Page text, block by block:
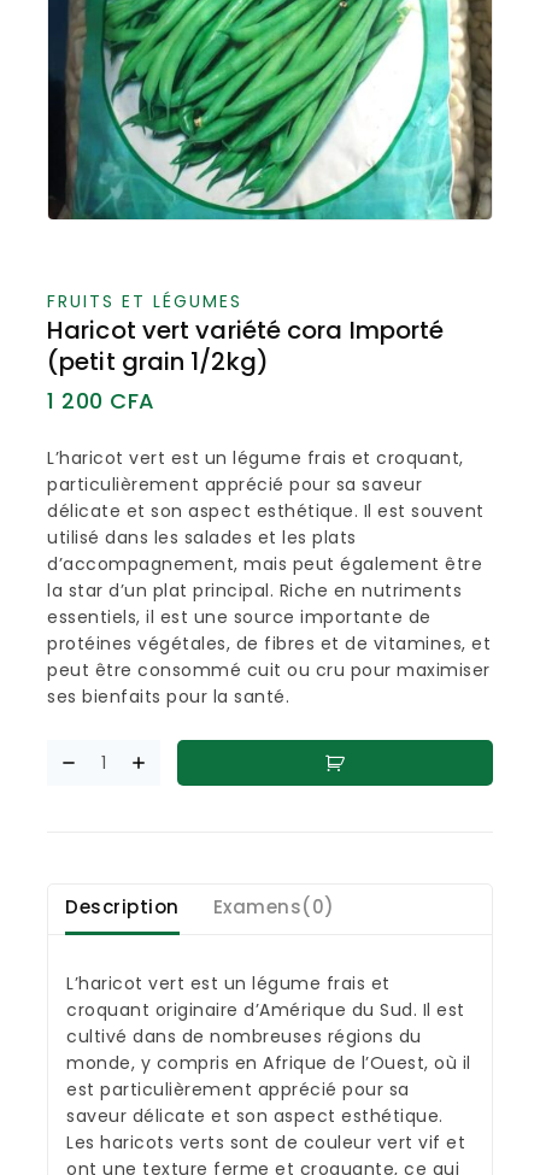
FRUITS ET LÉGUMES
Haricot vert variété cora Importé
(petit grain 1/2kg)
1 200 CFA
L’haricot vert est un légume frais et croquant,
particulièrement apprécié pour sa saveur
délicate et son aspect esthétique. Il est souvent
utilisé dans les salades et les plats
d’accompagnement, mais peut également être
la star d’un plat principal. Riche en nutriments
essentiels, il est une source importante de
protéines végétales, de fibres et de vitamines, et
peut être consommé cuit ou cru pour maximiser
ses bienfaits pour la santé.
Description Examens(0)
L’haricot vert est un légume frais et
croquant originaire d’Amérique du Sud. Il est
cultivé dans de nombreuses régions du
monde, y compris en Afrique de l’Ouest, où il
est particulièrement apprécié pour sa
saveur délicate et son aspect esthétique.
Les haricots verts sont de couleur vert vif et
ont une texture ferme et croquante, ce qui